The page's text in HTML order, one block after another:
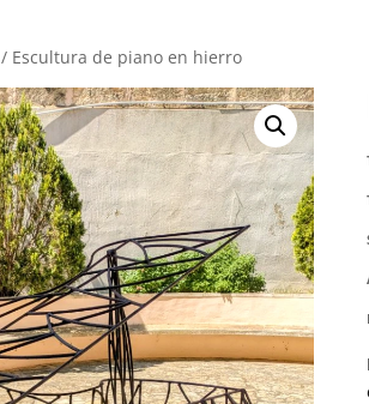
/ Escultura de piano en hierro